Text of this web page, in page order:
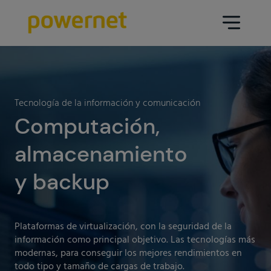
Tecnología de la información y comunicación
Computación,
almacenamiento
y backup
Plataformas de virtualización, con la seguridad de la
información como principal objetivo. Las tecnologías más
modernas, para conseguir los mejores rendimientos en
todo tipo y tamaño de cargas de trabajo.
Ingeniería (arquitectura y diseño
Data Center)
Mantenimiento
Operación Data Center
Áreas
Infraestructura CPD
Ir a data center
Educativo
Farmacéutico
Seguros
Sanidad
Medios de comunicación
Industria